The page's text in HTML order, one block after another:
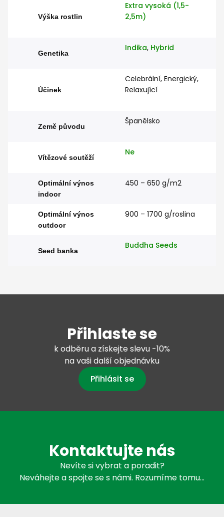
Výška rostlin
Extra vysoká (1,5-
2,5m)
Genetika
Indika, Hybrid
Účinek
Celebrální, Energický,
Relaxující
Země původu
Španělsko
Vítězové soutěží
Ne
Optimální výnos
indoor
450 – 650 g/m2
Optimální výnos
outdoor
900 – 1700 g/roslina
Seed banka
Buddha Seeds
Přihlaste se
k odběru a získejte slevu -10%
na vaši další objednávku
Přihlásit se
Kontaktujte nás
Nevíte si vybrat a poradit?
Neváhejte a spojte se s námi. Rozumíme tomu…